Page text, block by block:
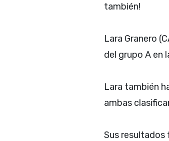
también!
Lara Granero
del grupo A en
Lara también
ambas
Sus resultados